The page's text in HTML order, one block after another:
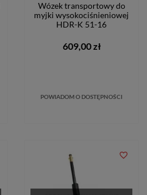
Wózek transportowy do
myjki wysokociśnieniowej
HDR-K 51-16
609,00 zł
POWIADOM O DOSTĘPNOŚCI
favorite_border